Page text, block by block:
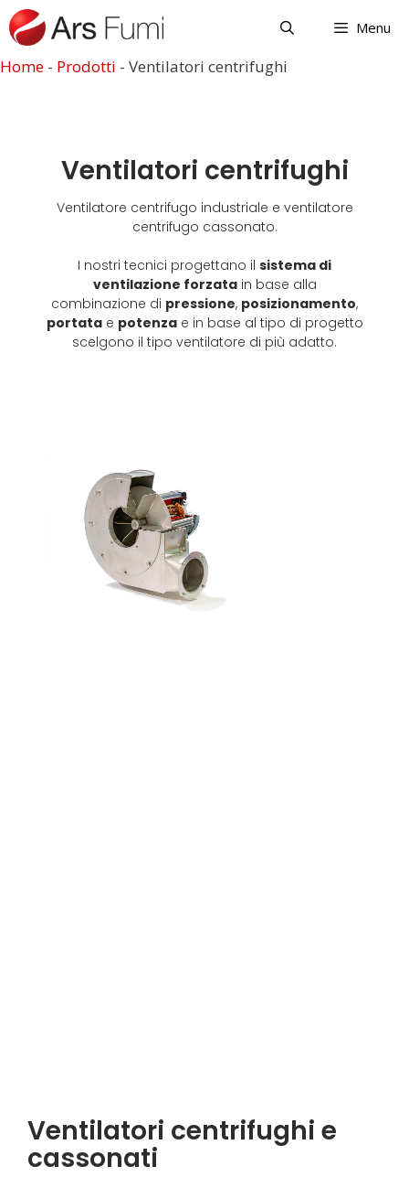
Menu
Home - Prodotti - Ventilatori centrifughi
Ventilatori centrifughi
Ventilatore centrifugo industriale e ventilatore
centrifugo cassonato.
I nostri tecnici progettano il sistema di
ventilazione forzatain base alla
combinazione di pressione, posizionamento,
portatae potenzae in base al tipo di progetto
scelgono il tipo ventilatore di più adatto.
Ventilatori centrifughi e
cassonati